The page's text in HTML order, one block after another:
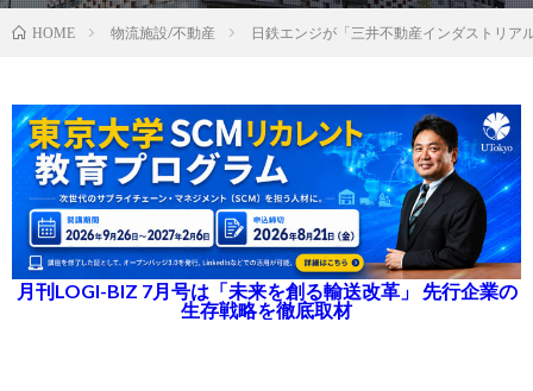
HOME 物流施設/不動産 日鉄エンジが「三井不動産インダストリア
月刊LOGI-BIZ 7月号は「未来を創る輸送改革」 先行企業の
生存戦略を徹底取材